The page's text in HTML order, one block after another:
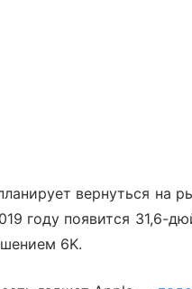
вернуться на
году появится 31,6-
6K.